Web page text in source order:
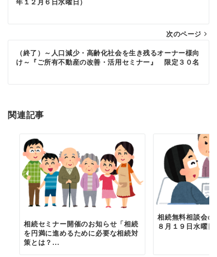
稿
ビ
シ
ン
年１２月６日水曜日）
次のページ
（終了）～人口減少・高齢化社会を生き残るオーナー様向
け～『ご所有不動産の改善・活用セミナー』 限定３０名
関連記事
相続セミナー開催のお知らせ「相続
を円満に進めるために必要な相続対
策とは？...
相続無料相談会
８月１９日水曜日